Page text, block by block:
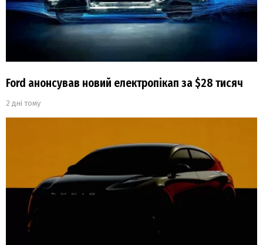
Ford анонсував новий електропікап за $28 тисяч
2 дні тому